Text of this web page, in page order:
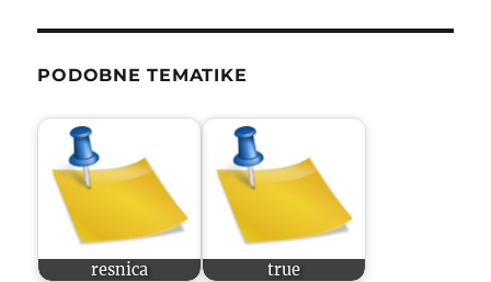
PODOBNE TEMATIKE
resnica true